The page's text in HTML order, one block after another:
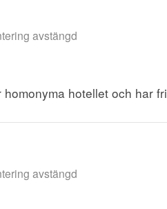
avstängd
hotellet och har
avstängd